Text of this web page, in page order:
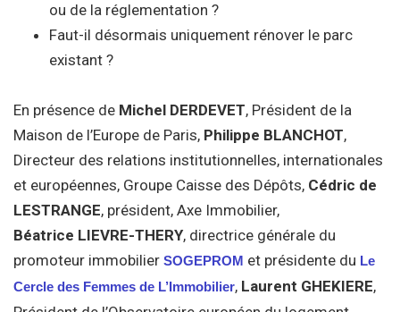
ou de la réglementation ?
Faut-il désormais uniquement rénover le parc
existant ?
En présence de Michel DERDEVET, Président de la
Maison de l’Europe de Paris, Philippe BLANCHOT,
Directeur des relations institutionnelles, internationales
et européennes, Groupe Caisse des Dépôts, Cédric de
LESTRANGE, président, Axe Immobilier,
Béatrice LIEVRE-THERY, directrice générale du
promoteur immobilier SOGEPROM et présidente du Le
Cercle des Femmes de L’Immobilier, Laurent GHEKIERE,